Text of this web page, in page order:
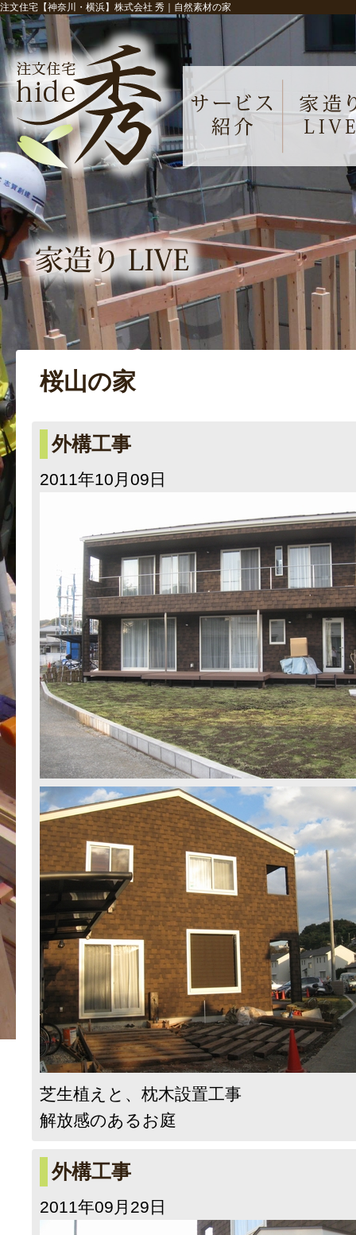
注文住宅【神奈川・横浜】株式会社 秀｜自然素材の家
桜山の家
外構工事
2011年10月09日
芝生植えと、枕木設置工事
解放感のあるお庭
外構工事
2011年09月29日